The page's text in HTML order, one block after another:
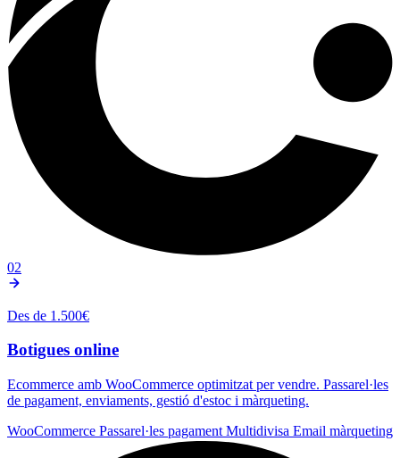
02
Des de 1.500€
Botigues online
Ecommerce amb WooCommerce optimitzat per vendre. Passarel·les
de pagament, enviaments, gestió d'estoc i màrqueting.
WooCommerce Passarel·les pagament Multidivisa Email màrqueting